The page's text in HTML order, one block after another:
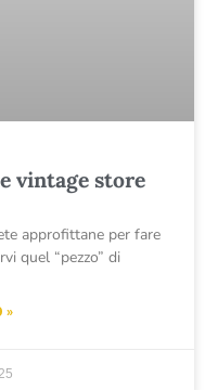
vintage store
approfittane per fare
quel “pezzo” di
»